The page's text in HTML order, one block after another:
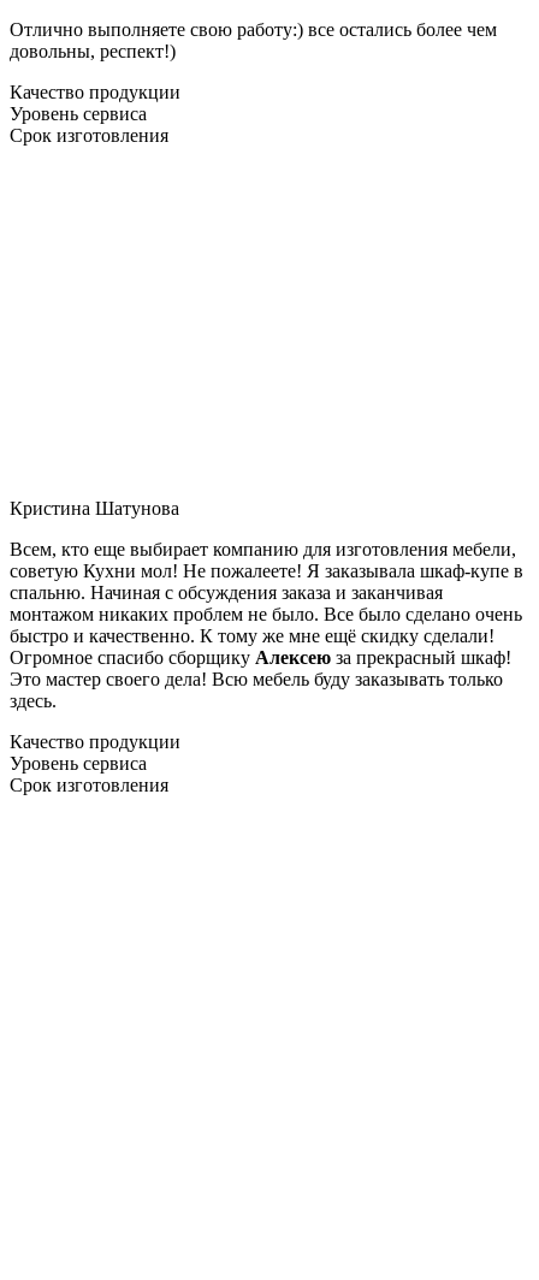
Отлично выполняете свою работу:) все остались более чем
довольны, респект!)
Качество продукции
Уровень сервиса
Срок изготовления
Кристина Шатунова
Всем, кто еще выбирает компанию для изготовления мебели,
советую Кухни мол! Не пожалеете! Я заказывала шкаф-купе в
спальню. Начиная с обсуждения заказа и заканчивая
монтажом никаких проблем не было. Все было сделано очень
быстро и качественно. К тому же мне ещё скидку сделали!
Огромное спасибо сборщику Алексею за прекрасный шкаф!
Это мастер своего дела! Всю мебель буду заказывать только
здесь.
Качество продукции
Уровень сервиса
Срок изготовления